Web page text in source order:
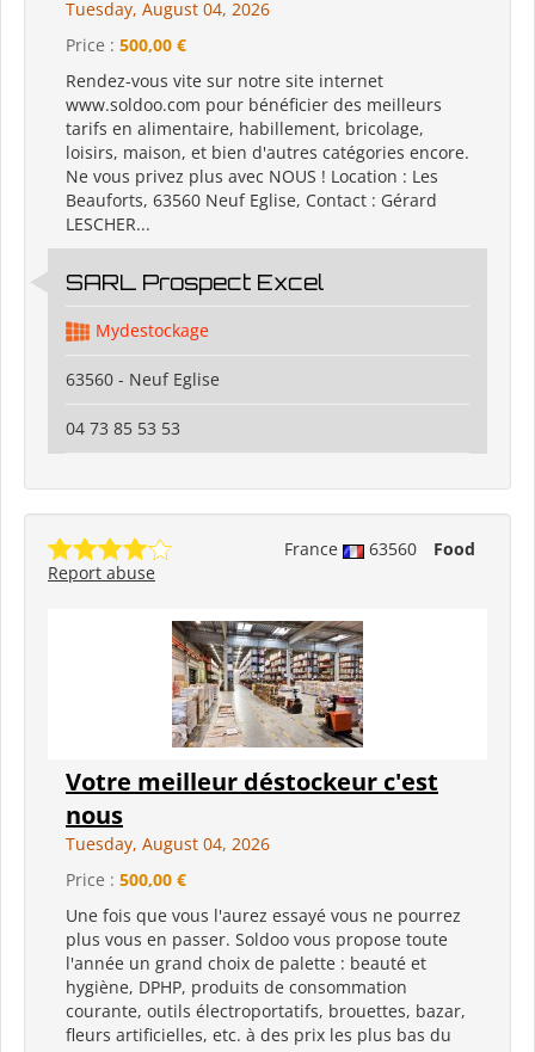
Tuesday, August 04, 2026
Price : 500,00 €
Rendez-vous vite sur notre site internet
www.soldoo.com pour bénéficier des meilleurs
tarifs en alimentaire, habillement, bricolage,
loisirs, maison, et bien d'autres catégories encore.
Ne vous privez plus avec NOUS ! Location : Les
Beauforts, 63560 Neuf Eglise, Contact : Gérard
LESCHER...
SARL Prospect Excel
Mydestockage
63560 - Neuf Eglise
04 73 85 53 53
France 63560
Food
Report abuse
Votre meilleur déstockeur c'est
nous
Tuesday, August 04, 2026
Price : 500,00 €
Une fois que vous l'aurez essayé vous ne pourrez
plus vous en passer. Soldoo vous propose toute
l'année un grand choix de palette : beauté et
hygiène, DPHP, produits de consommation
courante, outils électroportatifs, brouettes, bazar,
fleurs artificielles, etc. à des prix les plus bas du